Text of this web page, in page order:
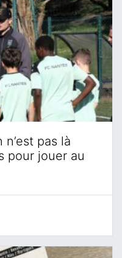
pas là
pour jouer au